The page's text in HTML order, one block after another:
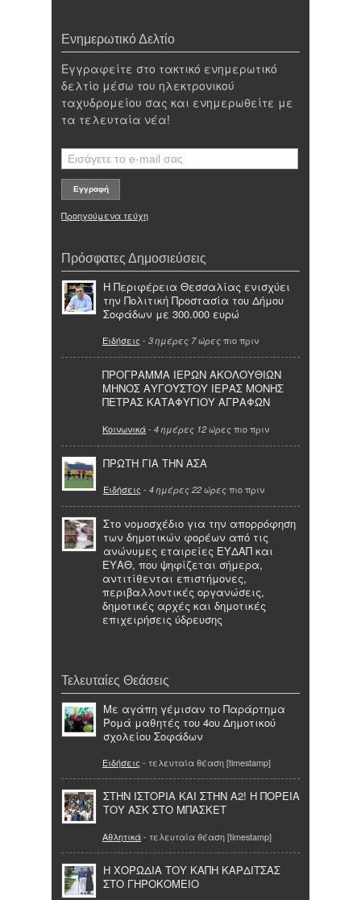
Ενημερωτικό Δελτίο
Εγγραφείτε στο τακτικό ενημερωτικό
δελτίο μέσω του ηλεκτρονικού
ταχυδρομείου σας και ενημερωθείτε με
τα τελευταία νέα!
Προηγούμενα τεύχη
Πρόσφατες Δημοσιεύσεις
Η Περιφέρεια Θεσσαλίας ενισχύει
την Πολιτική Προστασία του Δήμου
Σοφάδων με 300.000 ευρώ
Ειδήσεις - 3 ημέρες 7 ώρες πιο πριν
ΠΡΟΓΡΑΜΜΑ ΙΕΡΩΝ ΑΚΟΛΟΥΘΙΩΝ
ΜΗΝΟΣ ΑΥΓΟΥΣΤΟΥ ΙΕΡΑΣ ΜΟΝΗΣ
ΠΕΤΡΑΣ ΚΑΤΑΦΥΓΙΟΥ ΑΓΡΑΦΩΝ
Κοινωνικά- 4 ημέρες 12 ώρες πιο πριν
ΠΡΩΤΗ ΓΙΑ ΤΗΝ ΑΣΑ
Ειδήσεις - 4 ημέρες 22 ώρες πιο πριν
Στο νομοσχέδιο για την απορρόφηση
των δημοτικών φορέων από τις
ανώνυμες εταιρείες ΕΥΔΑΠ και
ΕΥΑΘ, που ψηφίζεται σήμερα,
αντιτίθενται επιστήμονες,
περιβαλλοντικές οργανώσεις,
δημοτικές αρχές και δημοτικές
επιχειρήσεις ύδρευσης
Τελευταίες Θεάσεις
Με αγάπη γέμισαν το Παράρτημα
Ρομά μαθητές του 4ου Δημοτικού
σχολείου Σοφάδων
Ειδήσεις - τελευταία θέαση [timestamp]
ΣΤΗΝ ΙΣΤΟΡΙΑ ΚΑΙ ΣΤΗΝ Α2! Η ΠΟΡΕΙΑ
ΤΟΥ ΑΣΚ ΣΤΟ ΜΠΑΣΚΕΤ
Αθλητικά- τελευταία θέαση [timestamp]
Η ΧΟΡΩΔΙΑ ΤΟΥ ΚΑΠΗ ΚΑΡΔΙΤΣΑΣ
ΣΤΟ ΓΗΡΟΚΟΜΕΙΟ